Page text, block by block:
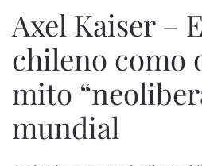
Axel Kaiser –
chileno como
mito
mundial